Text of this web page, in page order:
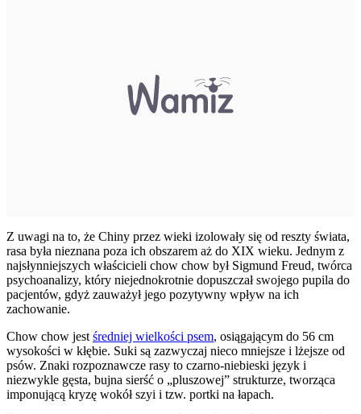
Z uwagi na to, że Chiny przez wieki izolowały się od reszty świata,
rasa była nieznana poza ich obszarem aż do XIX wieku. Jednym z
najsłynniejszych właścicieli chow chow był Sigmund Freud, twórca
psychoanalizy, który niejednokrotnie dopuszczał swojego pupila do
pacjentów, gdyż zauważył jego pozytywny wpływ na ich
zachowanie.
Chow chow jest średniej wielkości psem, osiągającym do 56 cm
wysokości w kłębie. Suki są zazwyczaj nieco mniejsze i lżejsze od
psów. Znaki rozpoznawcze rasy to czarno-niebieski język i
niezwykle gęsta, bujna sierść o „pluszowej” strukturze, tworząca
imponującą kryzę wokół szyi i tzw. portki na łapach.